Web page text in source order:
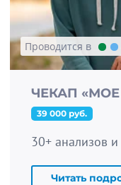
Проводится в
ЧЕКАП
39 000 руб.
Читать